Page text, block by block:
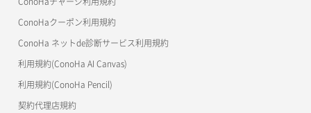
ConoHaクーポン利用規約
ConoHa ネットde診断サービス利用規約
利用規約(ConoHa AI Canvas)
利用規約(ConoHa Pencil)
契約代理店規約